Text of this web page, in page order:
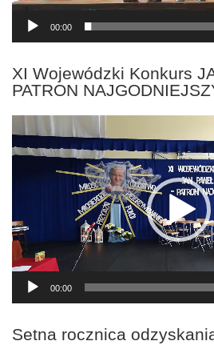
00:00
XI Wojewódzki Konkurs
PATRON
Odtwarzacz
video
00:00
Setna rocznica